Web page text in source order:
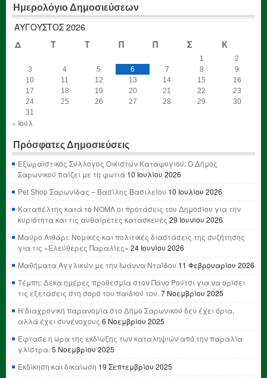
Ημερολόγιο Δημοσιεύσεων
ΑΎΓΟΥΣΤΟΣ 2026
Δ
Τ Τ Π Π Σ Κ
1
2
3
4 5 6 7 8
9
10
11 12 13 14 15
16
17
18 19 20 21 22
23
24
25 26 27 28 29
30
31
« Ιούλ
Πρόσφατες Δημοσιεύσεις
Εξωραϊστικός Σύλλογος Οικιστών Καταφυγιού: Ο Δήμος
Σαρωνικού παίζει με τη φωτιά 10 Ιουλίου 2026
Pet Shop Σαρωνίδας – Βασίλης Βασιλείου 10 Ιουλίου 2026
Καταπέλτης κατά το ΝΟΜΛ οι προτάσεις του Δημοσίου για την
κυριότητα και τις αυθαίρετες κατασκευές 29 Ιουνίου 2026
Μαύρο Λιθάρι: Νομικές και πολιτικές διαστάσεις της συζήτησης
για τις «Ελεύθερες Παραλίες» 24 Ιουνίου 2026
Μαθήματα Αγγλικών με την Ιωάννα Νταΐδου 11 Φεβρουαρίου 2026
Τέμπη: Δέκα ημέρες προθεσμία στον Πάνο Ρούτσι για να ορίσει
τις εξετάσεις στη σορό του παιδιού του. 7 Νοεμβρίου 2025
Η διαχρονική παρανομία στο Δήμο Σαρωνικού δεν έχει όρια,
αλλά έχει συνένοχους 6 Νοεμβρίου 2025
Έφτασε η ώρα της εκδίωξης των καταληψιών από την παραλία
γλίστρα. 5 Νοεμβρίου 2025
Εκδίκηση και δικαίωση 19 Σεπτεμβρίου 2025